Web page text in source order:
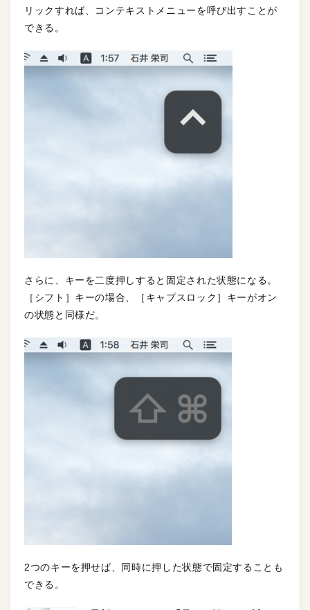
リックすれば、コンテキストメニューを呼び出すことが
できる。
さらに、キーを二度押しすると固定された状態になる。
［シフト］キーの場合、［キャプスロック］キーがオン
の状態と同様だ。
2つのキーを押せば、同時に押した状態で固定することも
できる。